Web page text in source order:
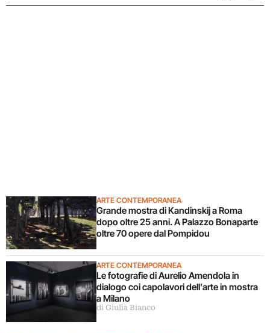
ARTE CONTEMPORANEA
Grande mostra di Kandinskij a Roma
dopo oltre 25 anni. A Palazzo Bonaparte
oltre 70 opere dal Pompidou
ARTE CONTEMPORANEA
Le fotografie di Aurelio Amendola in
dialogo coi capolavori dell’arte in mostra
a Milano
di Giulia Bianco